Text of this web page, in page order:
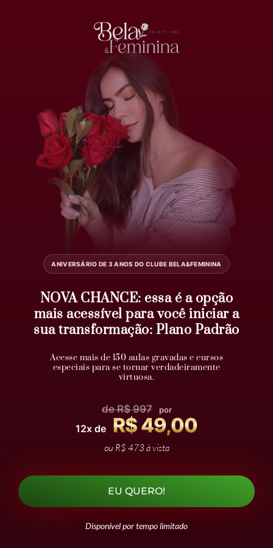
ANIVERSÁRIO DE 3 ANOS DO CLUBE BELA&FEMININA
NOVA CHANCE: essa é a opção
mais acessível para você iniciar a
sua transformação: Plano Padrão
Acesse mais de 150 aulas gravadas e cursos
especiais para se tornar verdadeiramente
virtuosa.
de R$ 997 por
12x de R$ 49,00
ou R$ 473 à vista
EU QUERO!
Disponível por tempo limitado